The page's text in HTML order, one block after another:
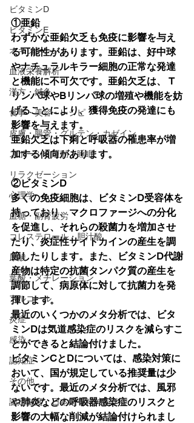
ビタミンD
ビタミンE
オキシトシン
血液栄養解析
漢方・鍼灸
食事・美容・レシピ
皮膚・腸管・グルテン・カゼイン
スポーツ・運動・睡眠
リラクゼーション
心理学
血糖・副腎疲労
コレステロール・胆汁酸
尿酸
葉酸・メチレーション
アルコール
炎症
感染
認知症
その他
認定制度 日本栄養精神医学会
①亜鉛
わずかな亜鉛欠乏も免疫に影響を与え
る可能性があります。亜鉛は、好中球
やナチュラルキラー細胞の正常な発達
と機能に不可欠です。亜鉛欠乏は、 T
リンパ球やBリンパ球の増殖や機能を妨
げることにより、獲得免疫の発達にも
影響を与えます。
亜鉛欠乏は下痢と呼吸器の罹患率が増
加する傾向があります。
②ビタミンD
多くの免疫細胞は、ビタミンD受容体を
持っており、マクロファージへの分化
を促進し、それらの殺菌力を増加させ
たり、炎症性サイトカインの産生を調
節したりします。また、ビタミンD代謝
産物は特定の抗菌タンパク質の産生を
調節して、病原体に対して抗菌力を発
揮します。
最近のいくつかのメタ分析では、ビタ
ミンDは気道感染症のリスクを減らすこ
とができると結論付けました。
ビタミンCとDについては、感染対策に
おいて、国が規定している推奨量は少
ないです。最近のメタ分析では、風邪
や肺炎などの呼吸器感染症のリスクと
影響の大幅な削減が結論付けられまし